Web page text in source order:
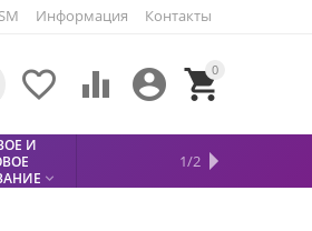
Информация Контакты
0


 
И

МЕТАЛЛОДЕТЕКТОР
СФИНКС (SPHINX)
БЕЗОПАСНОСТЬ 
КИСЛОТНЫЕ
АККУМУЛЯТОРЫ 
1/2